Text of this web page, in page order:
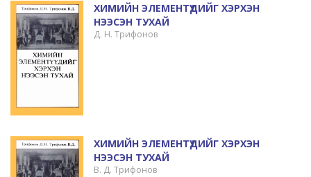
ХИМИЙН ЭЛЕМЕНТҮҮДИЙГ ХЭРХЭН
НЭЭСЭН ТУХАЙ
Д. Н. Трифонов
ХИМИЙН ЭЛЕМЕНТҮҮДИЙГ ХЭРХЭН
НЭЭСЭН ТУХАЙ
В. Д. Трифонов